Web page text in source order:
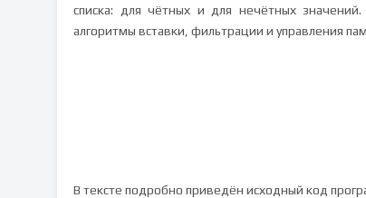
списка: для чётных и для нечётных
алгоритмы вставки, фильтрации и управления
В тексте подробно приведён исходный код